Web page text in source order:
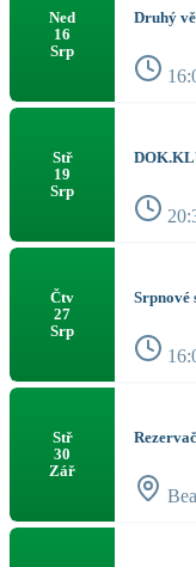
Ned
16
Srp
Druhý
Stř
19
Srp
Čtv
27
Srp
Srpnové
Stř
30
Zář